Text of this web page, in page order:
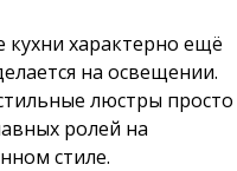
характерно ещё
на освещении.
люстры просто
ролей на
стиле.